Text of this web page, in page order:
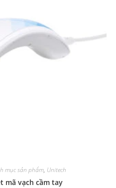
mục sản phẩm, Unitech
mã vạch cầm tay